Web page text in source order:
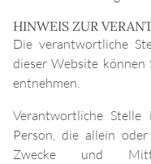
HINWEIS ZUR
Die verantwortliche
dieser Website können
entnehmen.
Verantwortliche
Person, die allein
Zwecke und